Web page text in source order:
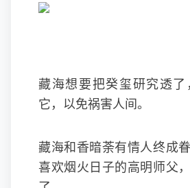
藏海想要把癸玺研究透
它，以免祸害人间。
藏海和香暗荼有情人终成
喜欢烟火日子的高明师父